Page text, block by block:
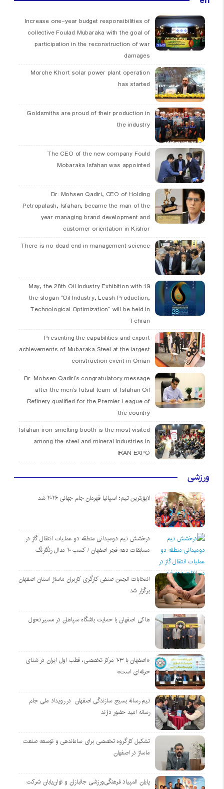
Increase one-year budget responsibilities of
collective Foulad Mubaraka with the goal of
participation in the reconstruction of war
damages
Morche Khort solar power plant operation
has started
Goldsmiths are proud of their production in
the industry
The CEO of the new company Fould
Mobaraka Isfahan was appointed
Dr. Mohsen Qadiri, CEO of Holding
Petropalash, Isfahan, became the man of the
year managing brand development and
customer orientation in Kishor
There is no dead end in management science
19 May, the 28th Oil Industry Exhibition with
the slogan “Oil Industry, Leash Production,
Technological Optimization” will be held in
Tehran
Presenting the capabilities and export
achievements of Mubaraka Steel at the largest
construction event in Oman
Dr. Mohsen Qadiri’s congratulatory message
after the men’s futsal team of Isfahan Oil
Refinery qualified for the Premier League of
the country
Isfahan iron smelting booth is the most visited
among the steel and mineral industries in
IRAN EXPO
ورزشی
لایق‌ترین تیم؛ اسپانیا قهرمان جام جهانی ۲۰۲۶ شد
درخشش تیم دومیدانی منطقه دو عملیات انتقال گاز در
مسابقات دهه فجر اصفهان / کسب ۱۰ مدال رنگارنگ
انتخابات انجمن صنفی کارگری کاربران ماساژ استان اصفهان
برگزار شد
هاکی اصفهان با حمایت باشگاه سپاهان در مسیر تحول
«اصفهان با ۱۰۳ مرکز تخصصی، قطب اول ایران در شنای
حرفه‌ای است»
تیم رسانه بسیج سازندگی اصفهان در رویداد ملی جام
رسانه امید حضور دارند
تشکیل کارگروه تخصصی برای ساماندهی و توسعه صنعت
ماساژ در اصفهان
پایان المپیاد فرهنگی‌ورزشی جانبازان و توان‌یابان شرکت